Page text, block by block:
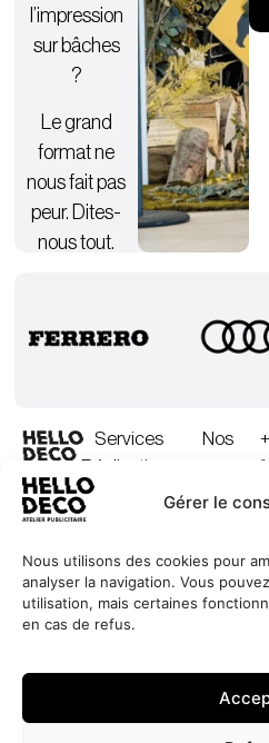
Gérer le
Nous utilisons des cookies pour
analyser la navigation. Vous
utilisation, mais certaines
en cas de refus.
l’impression
sur bâches
?
Le grand
format ne
nous fait pas
peur. Dites-
nous tout.
Demander
un devis
Services
Réalisations
À propos
Nos
Jobs
© 2026 HELLO
Politique de